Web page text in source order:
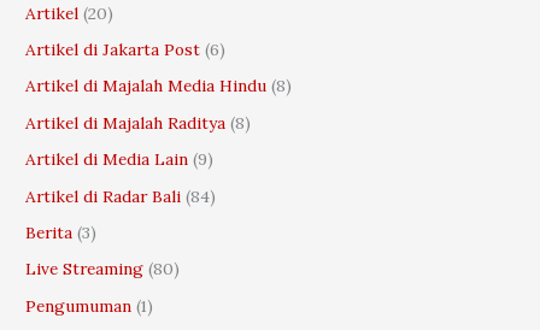
h
f
o
r
Artikel (20)
Artikel di Jakarta Post (6)
Artikel di Majalah Media Hindu (8)
Artikel di Majalah Raditya (8)
Artikel di Media Lain (9)
Artikel di Radar Bali (84)
Berita (3)
Live Streaming (80)
Pengumuman (1)